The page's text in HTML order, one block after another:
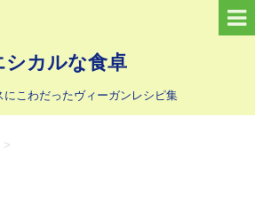
シカルな食卓
にこわだったヴィーガンレシピ集
>